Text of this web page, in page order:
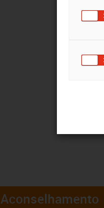
Aconselhamento